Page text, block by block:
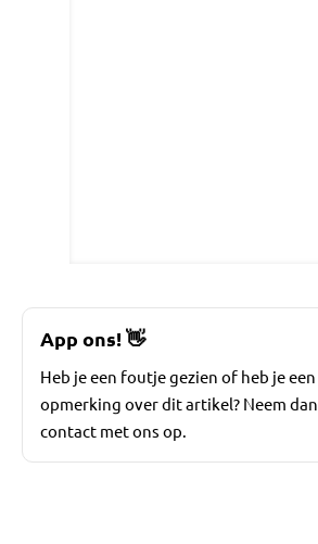
App ons!👋
Heb je een foutje gezien of heb je een
opmerking over dit artikel? Neem dan
contact met ons op.